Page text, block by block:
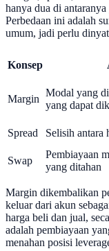
hanya dua di
Perbedaan ini adalah
umum, jadi perlu
Konsep
Margin
Modal yang
yang dapat
Spread
Selisih antara
Swap
Pembiayaan
yang ditahan
Margin dikembalikan
keluar dari akun
harga beli dan jual,
adalah pembiayaan
menahan posisi